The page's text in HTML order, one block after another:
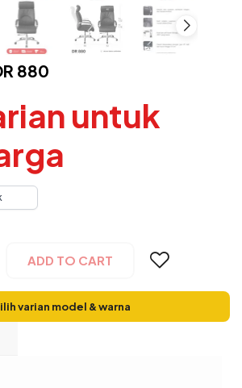
880
untuk
ADD TO CART
varian model & warna